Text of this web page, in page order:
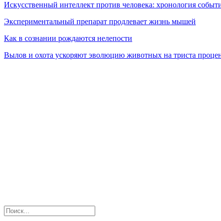
Искусственный интеллект против человека: хронология
Экспериментальный препарат продлевает жизнь мышей
Как в сознании рождаются нелепости
Вылов и охота ускоряют эволюцию животных на триста